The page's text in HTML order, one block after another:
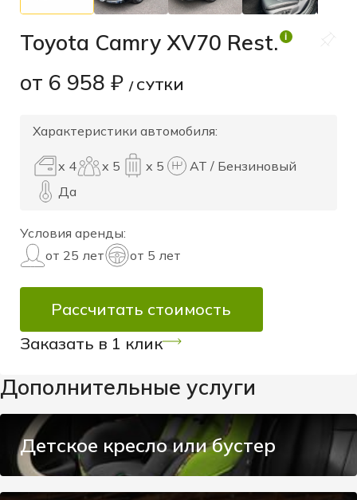
Toyota Camry XV70 Rest. i
от 6 958 ₽ / СУТКИ
Характеристики автомобиля:
x 4 x 5 x 5
АТ / Бензиновый
Да
Условия аренды:
от 25 лет
от 5 лет
Рассчитать стоимость
Заказать в 1 клик
Дополнительные услуги
Детское кресло или бустер